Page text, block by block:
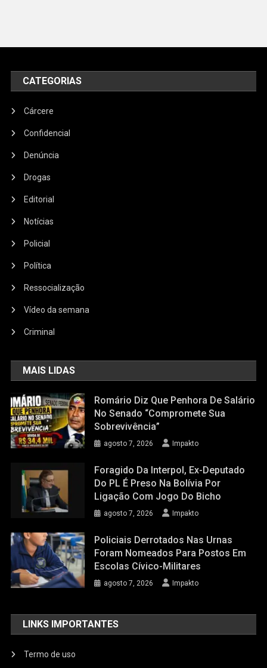
CATEGORIAS
Cárcere
Confidencial
Denúncia
Drogas
Editorial
Notícias
Policial
Política
Ressocialização
Vídeo da semana
Criminal
MAIS LIDAS
Romário Diz Que Penhora De Salário
No Senado “compromete Sua
Sobrevivência”
agosto 7, 2026 Impakto
Foragido Da Interpol, Ex-Deputado
Do PL É Preso Na Bolívia Por
Ligação Com Jogo Do Bicho
agosto 7, 2026 Impakto
Policiais Derrotados Nas Urnas
Foram Nomeados Para Postos Em
Escolas Cívico-Militares
agosto 7, 2026 Impakto
LINKS IMPORTANTES
Termo de uso